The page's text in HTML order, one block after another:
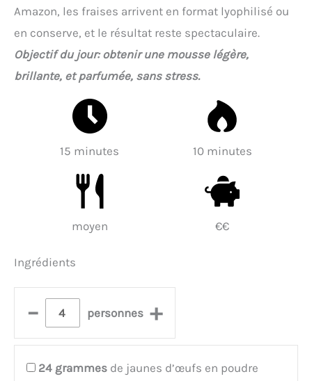
Amazon, les fraises arrivent en format lyophilisé ou
en conserve, et le résultat reste spectaculaire.
Objectif du jour: obtenir une mousse légère,
brillante, et parfumée, sans stress.
15 minutes 10 minutes
moyen €€
Ingrédients
– personnes +
24 grammes de jaunes d’œufs en poudre